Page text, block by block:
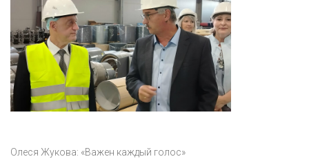
Олеся Жукова: «Важен каждый голос»